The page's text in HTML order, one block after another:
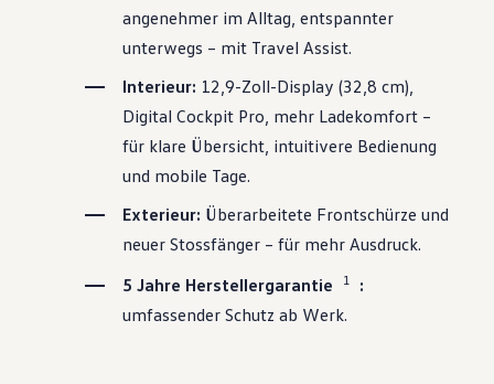
angenehmer im Alltag, entspannter
unterwegs – mit Travel Assist.
Interieur: 12,9-Zoll-Display (32,8 cm),
Digital Cockpit Pro, mehr Ladekomfort –
für klare Übersicht, intuitivere Bedienung
und mobile Tage.
Exterieur: Überarbeitete Frontschürze und
neuer Stossfänger – für mehr Ausdruck.
5 Jahre Herstellergarantie
1
:
umfassender Schutz ab Werk.